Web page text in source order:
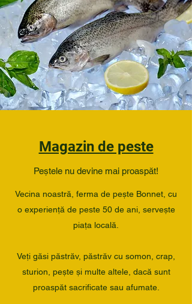
Magazin de peste
Peștele nu devine mai proaspăt!
Vecina noastră, ferma de pește Bonnet, cu
o experiență de peste 50 de ani, servește
piața locală.
Veți găsi păstrăv, păstrăv cu somon, crap,
sturion, pește și multe altele, dacă sunt
proaspăt sacrificate sau afumate.